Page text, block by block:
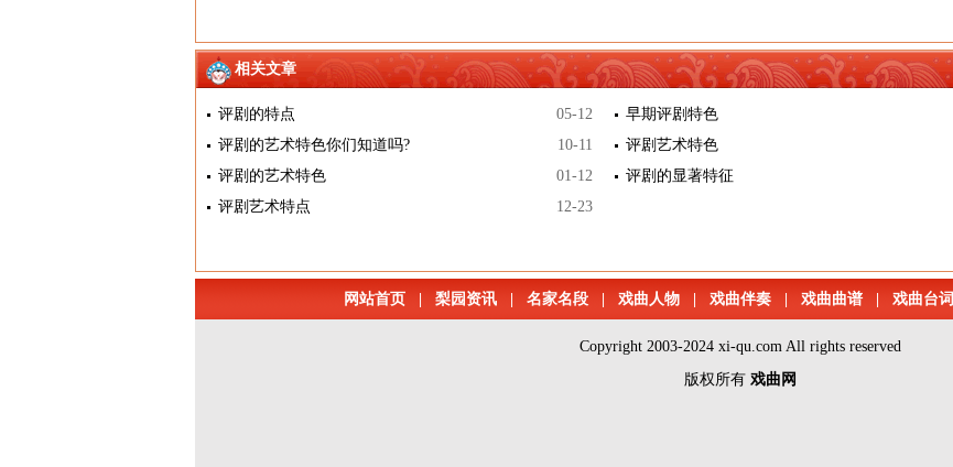
相关文章
05-12
评剧的特点
早期评剧特色
10-11
评剧的艺术特色你们知道吗?
评剧艺术特色
01-12
评剧的艺术特色
评剧的显著特征
12-23
评剧艺术特点
网站首页 梨园资讯 名家名段 戏曲人物 戏曲伴奏 戏曲曲谱 戏曲台词
Copyright 2003-2024 xi-qu.com All rights reserved
版权所有 戏曲网